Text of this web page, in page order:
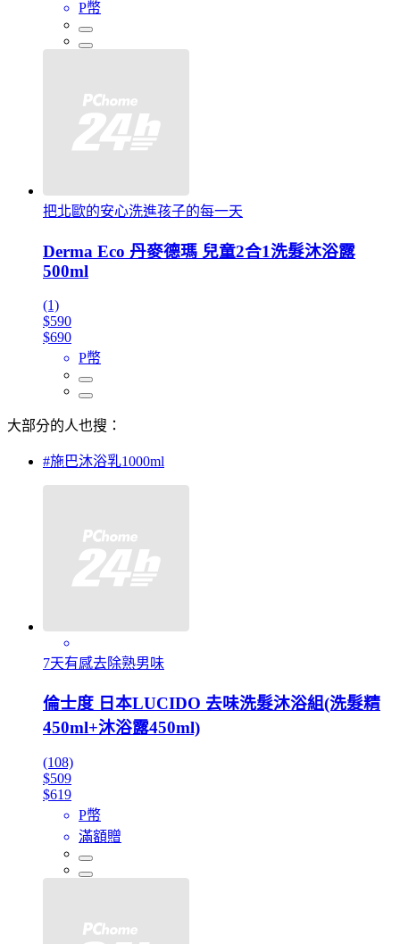
P幣
把北歐的安心洗進孩子的每一天
Derma Eco 丹麥德瑪 兒童2合1洗髮沐浴露
500ml
(1)
$590
$690
P幣
大部分的人也搜：
#施巴沐浴乳1000ml
7天有感去除熟男味
倫士度 日本LUCIDO 去味洗髮沐浴組(洗髮精
450ml+沐浴露450ml)
(108)
$509
$619
P幣
滿額贈